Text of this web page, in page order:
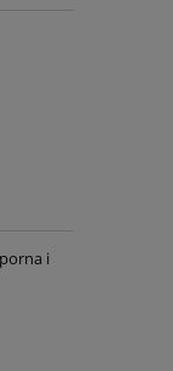
i